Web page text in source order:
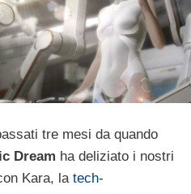
tre mesi da quando
Dream ha deliziato i nostri
Kara, la tech-